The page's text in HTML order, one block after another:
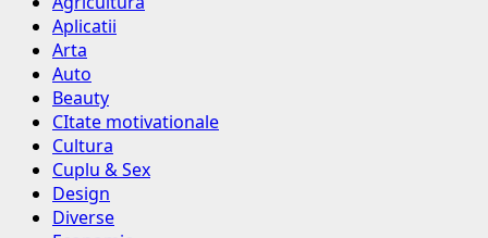
Aplicatii
Arta
Auto
Beauty
CItate motivationale
Cultura
Cuplu & Sex
Design
Diverse